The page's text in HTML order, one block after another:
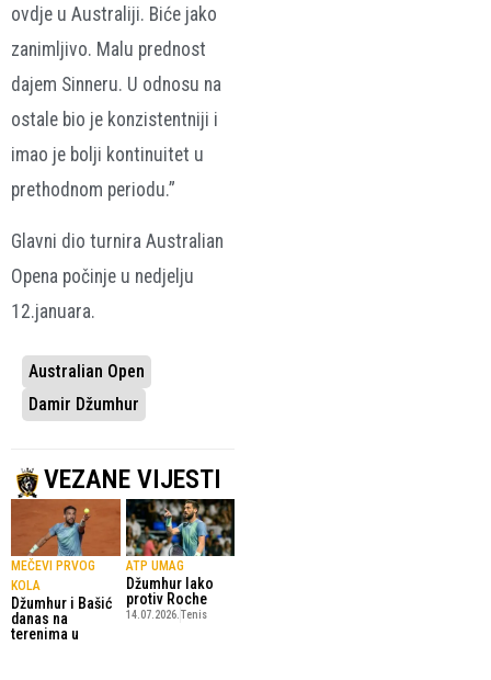
ovdje u Australiji. Biće jako
zanimljivo. Malu prednost
dajem Sinneru. U odnosu na
ostale bio je konzistentniji i
imao je bolji kontinuitet u
prethodnom periodu.”
Glavni dio turnira Australian
Opena počinje u nedjelju
12.januara.
Australian Open
Damir Džumhur
VEZANE VIJESTI
MEČEVI PRVOG
KOLA
Džumhur i Bašić
danas na
terenima u
ATP UMAG
Džumhur lako
protiv Roche
14.07.2026. Tenis